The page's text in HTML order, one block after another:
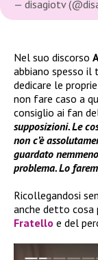
— disagiotv
Nel suo discorso
abbiano spesso il
dedicare le
non fare caso a
consiglio ai fan
supposizioni. Le
non c’è
guardato
problema. Lo
Ricollegandosi
anche detto
Fratello e del